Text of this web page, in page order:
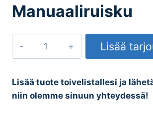
Manuaaliruisku
Manuaaliruisku
Lisää
Lisää tuote toivelistallesi ja
niin olemme sinuun yhteydessä!